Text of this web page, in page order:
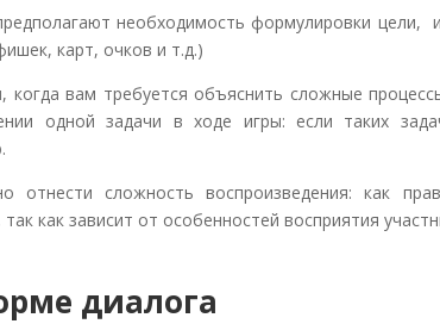
необходимость формулировки цели,
карт, очков и т.д.)
вам требуется объяснить сложные
одной задачи в ходе игры: если таких
отнести сложность воспроизведения: как
как зависит от особенностей восприятия
диалога